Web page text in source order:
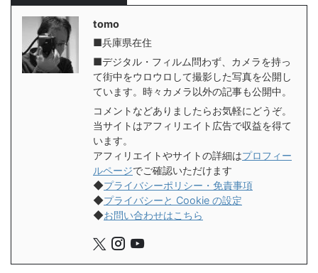
tomo
■兵庫県在住
■デジタル・フィルム問わず、カメラを持っ
て街中をウロウロして撮影した写真を公開し
ています。時々カメラ以外の記事も公開中。
コメントなどありましたらお気軽にどうぞ。
当サイトはアフィリエイト広告で収益を得て
います。
アフィリエイトやサイトの詳細はプロフィー
ルページでご確認いただけます
◆プライバシーポリシー・免責事項
◆プライバシーと Cookie の設定
◆お問い合わせはこちら